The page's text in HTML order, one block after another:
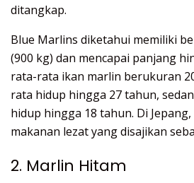
ditangkap.
Blue Marlins diketahui memiliki
(900 kg) dan mencapai panjang
rata-rata ikan marlin berukuran
rata hidup hingga 27 tahun,
hidup hingga 18 tahun. Di
makanan lezat yang disajikan
2. Marlin Hitam